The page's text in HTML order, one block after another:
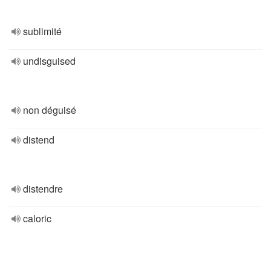
sublimité
undisguised
non déguisé
distend
distendre
caloric